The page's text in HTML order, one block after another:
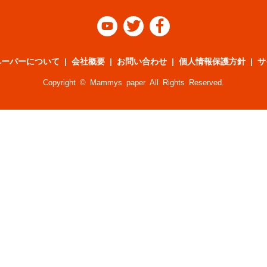
  
パーについて 会社概要 お問い合わせ 個人情報保護方針
Copyright © Mammys paper All Rights Reserved.